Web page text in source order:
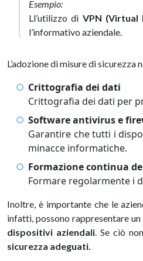
Esempio:
Ll’utilizzo di VPN
l’informativo aziendale.
L’adozione di misure di
Crittografia dei dati
Crittografia dei dati per
Software antivirus e
Garantire che tutti i
minacce informatiche.
Formazione continua
Formare regolarmente i
Inoltre, è importante che le
infatti, possono rappresentare
dispositivi aziendali. Se ciò
sicurezza adeguati.